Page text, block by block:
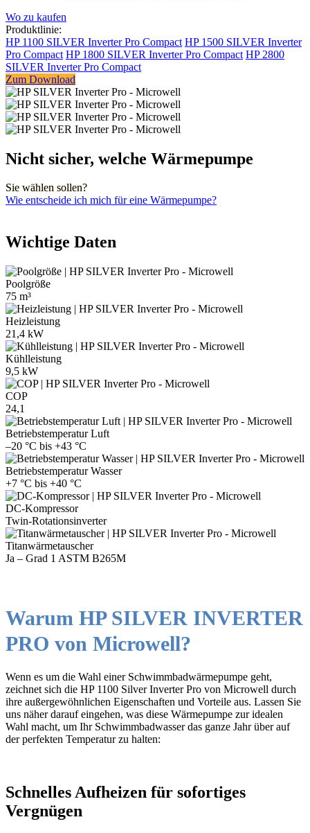
Wo zu kaufen
Produktlinie:
HP 1100 SILVER Inverter Pro Compact HP 1500 SILVER Inverter
Pro Compact HP 1800 SILVER Inverter Pro Compact HP 2800
SILVER Inverter Pro Compact
Zum Download
Nicht sicher, welche Wärmepumpe
Sie wählen sollen?
Wie entscheide ich mich für eine Wärmepumpe?
Wichtige Daten
Poolgröße
75 m³
Heizleistung
21,4 kW
Kühlleistung
9,5 kW
COP
24,1
Betriebstemperatur Luft
–20 °C bis +43 °C
Betriebstemperatur Wasser
+7 °C bis +40 °C
DC-Kompressor
Twin-Rotationsinverter
Titanwärmetauscher
Ja – Grad 1 ASTM B265M
Warum HP SILVER INVERTER
PRO von Microwell?
Wenn es um die Wahl einer Schwimmbadwärmepumpe geht,
zeichnet sich die HP 1100 Silver Inverter Pro von Microwell durch
ihre außergewöhnlichen Eigenschaften und Vorteile aus. Lassen Sie
uns näher darauf eingehen, was diese Wärmepumpe zur idealen
Wahl macht, um Ihr Schwimmbadwasser das ganze Jahr über auf
der perfekten Temperatur zu halten:
Schnelles Aufheizen für sofortiges
Vergnügen